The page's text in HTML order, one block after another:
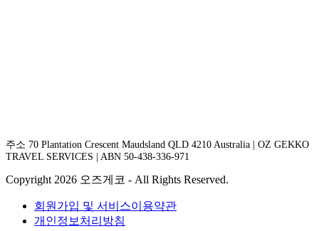
주소 70 Plantation Crescent Maudsland QLD 4210 Australia | OZ GEKKO
TRAVEL SERVICES | ABN 50-438-336-971
Copyright 2026 오즈게코 - All Rights Reserved.
회원가입 및 서비스이용약관
개인정보처리방침